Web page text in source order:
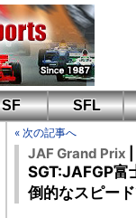
SF SFL
« 次の記事へ
JAF Grand Prix
SGT:JAFGP富
倒的なスピード